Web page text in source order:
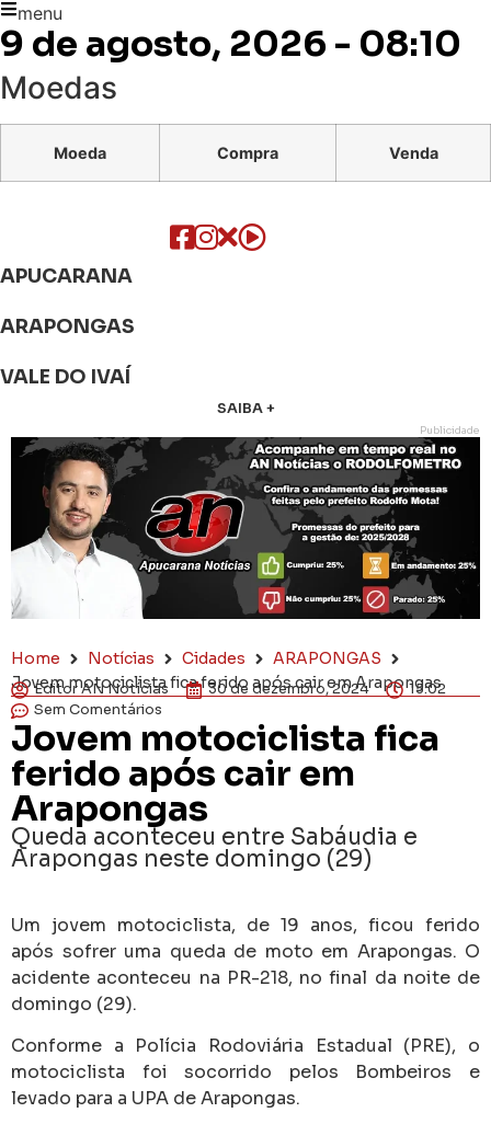
menu
9 de agosto, 2026 - 08:10
Moedas
Moeda Compra Venda
APUCARANA
ARAPONGAS
VALE DO IVAÍ
SAIBA +
Publicidade
Home Notícias Cidades
ARAPONGAS
Jovem motociclista fica ferido após cair em Arapongas
Editor AN Notícias 30 de dezembro, 2024
15:02
Sem Comentários
Jovem motociclista fica
ferido após cair em
Arapongas
Queda aconteceu entre Sabáudia e
Arapongas neste domingo (29)
Um jovem motociclista, de 19 anos, ficou ferido
após sofrer uma queda de moto em Arapongas. O
acidente aconteceu na PR-218, no final da noite de
domingo (29).
Conforme a Polícia Rodoviária Estadual (PRE), o
motociclista foi socorrido pelos Bombeiros e
levado para a UPA de Arapongas.